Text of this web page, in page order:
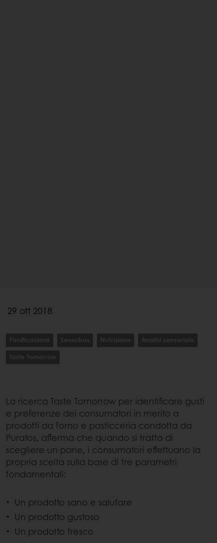
29 ott 2018
Panificazione Sensobus Nutrizione
Analisi sensoriale
Taste Tomorrow
La ricerca Taste Tomorrow per identificare gusti
e preferenze dei consumatori in merito a
prodotti da forno e pasticceria condotta da
Puratos, afferma che quando si tratta di
scegliere un pane, i consumatori effettuano la
propria scelta sulla base di tre parametri
fondamentali:
Un prodotto sano e salutare
Un prodotto gustoso
Un prodotto fresco